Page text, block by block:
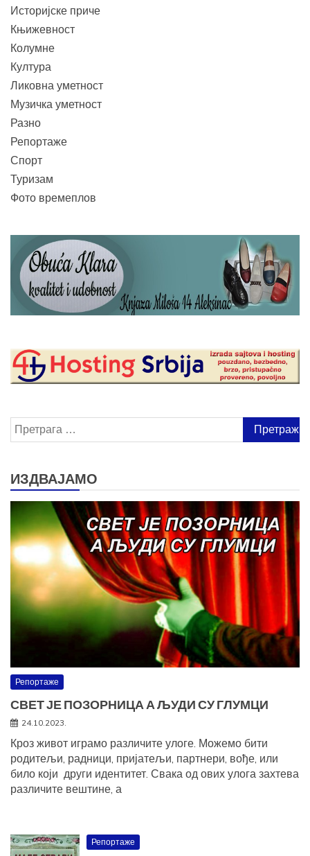
Историјске приче
Књижевност
Колумне
Култура
Ликовна уметност
Музичка уметност
Разно
Репортаже
Спорт
Туризам
Фото времеплов
Претрага
за:
ИЗДВАЈАМО
Репортаже
СВЕТ ЈЕ ПОЗОРНИЦА А ЉУДИ СУ ГЛУМЦИ
24.10.2023.
Кроз живот играмо различите улоге. Можемо бити
родитељи, радници, пријатељи, партнери, вође, или
било који други идентитет. Свака од ових улога захтева
различите вештине, а
Репортаже